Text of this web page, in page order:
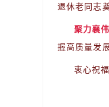
退休老同志
聚力襄
握高质量发
衷心祝